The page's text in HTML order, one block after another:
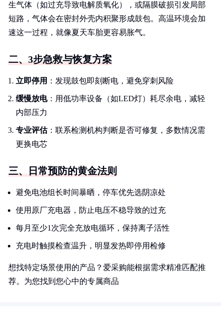
生气体（如过充导致电解质氧化），或隔膜破损引发局部
短路，气体会在密封外壳内积聚形成鼓包。高温环境会加
速这一过程，就像夏天车胎更容易胀气。
二、3步急救与恢复方案
立即停用 ：发现鼓包即刻断电，避免穿刺风险
缓慢放电：用低功率设备（如LED灯）耗尽余电，减轻
内部压力
专业评估：联系检测机构判断是否可修复，多数情况需
更换电芯
三、日常预防的黄金法则
避免电池组长时间暴晒，停车优先选阴凉处
使用原厂充电器，防止电压不稳导致的过充
每月至少1次完全充放电循环，保持离子活性
充电时触摸检查温升，明显发热即停用检修
想找特定场景使用的产品？爱采购能根据需求精准匹配推
荐。为您找到您心中的专属商品